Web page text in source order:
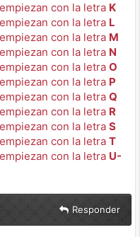
con la letra K
con la letra L
con la letra M
con la letra N
con la letra O
con la letra P
con la letra Q
con la letra R
con la letra S
con la letra T
con la letra U-
Responder